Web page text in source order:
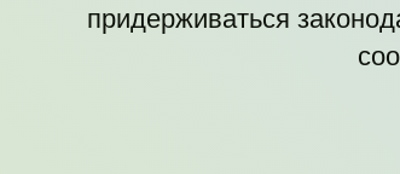
придерживаться